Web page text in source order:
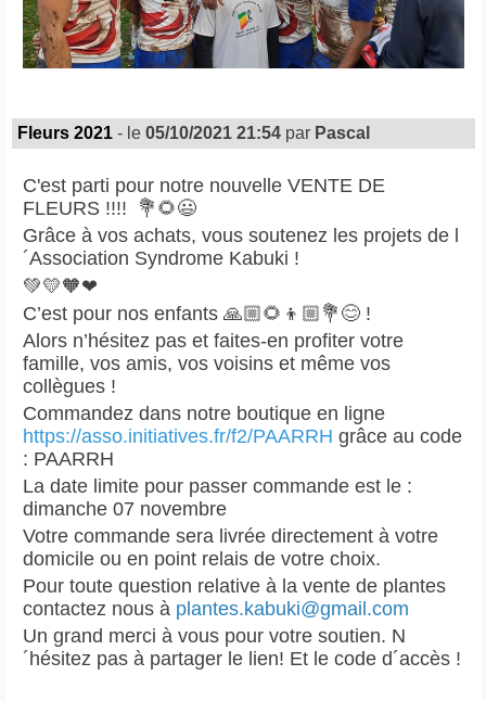
Fleurs 2021 - le 05/10/2021 21:54par Pascal
C'est parti pour notre nouvelle VENTE DE
FLEURS !!!! 💐🌻😃
Grâce à vos achats, vous soutenez les projets de l
´Association Syndrome Kabuki !
💚💛🧡❤
C’est pour nos enfants 🙏🏼🌻👦🏼💐😊 !
Alors n’hésitez pas et faites-en profiter votre
famille, vos amis, vos voisins et même vos
collègues !
Commandez dans notre boutique en ligne
https://asso.initiatives.fr/f2/PAARRH grâce au code
: PAARRH
La date limite pour passer commande est le :
dimanche 07 novembre
Votre commande sera livrée directement à votre
domicile ou en point relais de votre choix.
Pour toute question relative à la vente de plantes
contactez nous à plantes.kabuki@gmail.com
Un grand merci à vous pour votre soutien. N
´hésitez pas à partager le lien! Et le code d´accès !